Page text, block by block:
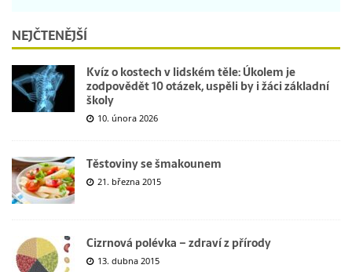
NEJČTENĚJŠÍ
Kvíz o kostech v lidském těle: Úkolem je
zodpovědět 10 otázek, uspěli by i žáci základní
školy
10. února 2026
Těstoviny se šmakounem
21. března 2015
Cizrnová polévka – zdraví z přírody
13. dubna 2015